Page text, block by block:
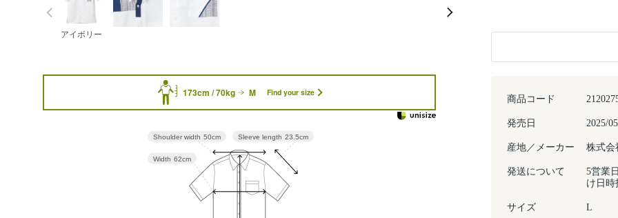
アイボリー
173cm / 70kg M Find your size
Sleeve length 23.5cm
Width 62cm
Shoulder width 50cm
商品コード
発売日 2025/
産地／メーカー 株式会
発送について
5営業
け日時
サイズ L